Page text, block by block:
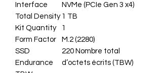
Interface
NVMe (PCIe Gen 3 x4)
Total Density 1 TB
Kit Quantity
1
Form Factor
M.2 (2280)
SSD
Endurance
220 Nombre total
d’octets écrits (TBW)